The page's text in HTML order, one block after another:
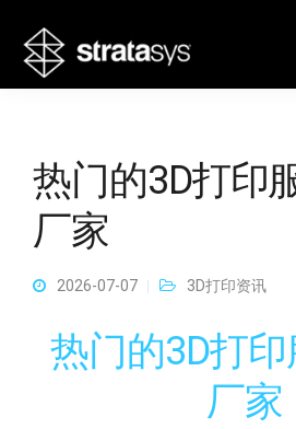
热门的3D打印
厂家
2026-07-07 3D打印资讯
热门的3D打
厂家